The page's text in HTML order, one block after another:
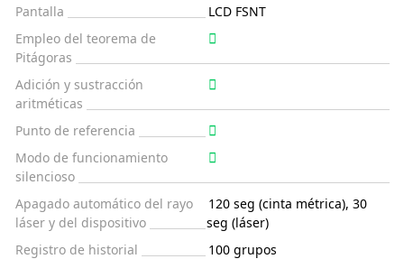
Pantalla
LCD FSNT
Empleo del teorema de
Pitágoras
Adición y sustracción
aritméticas
Punto de referencia
Modo de funcionamiento
silencioso
Apagado automático del rayo
láser y del dispositivo
120 seg (cinta métrica), 30
seg (láser)
Registro de historial
100 grupos